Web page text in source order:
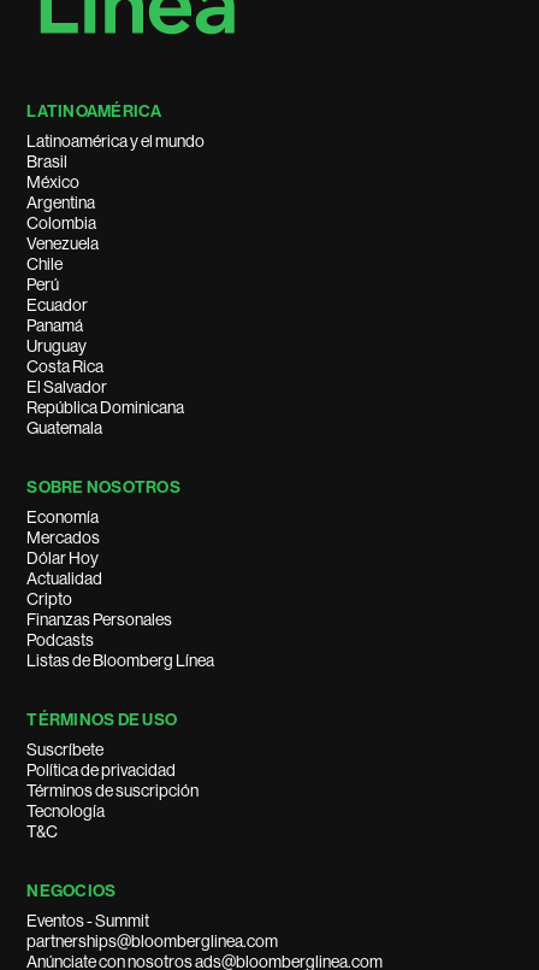
LATINOAMÉRICA
Latinoamérica y el mundo
Brasil
México
Argentina
Colombia
Venezuela
Chile
Perú
Ecuador
Panamá
Uruguay
Costa Rica
El Salvador
República Dominicana
Guatemala
SOBRE NOSOTROS
Economía
Mercados
Dólar Hoy
Actualidad
Cripto
Finanzas Personales
Podcasts
Listas de Bloomberg Línea
TÉRMINOS DE USO
Suscríbete
Política de privacidad
Términos de suscripción
Tecnología
T&C
NEGOCIOS
Eventos - Summit
partnerships@bloomberglinea.com
Anúnciate con nosotros ads@bloomberglinea.com